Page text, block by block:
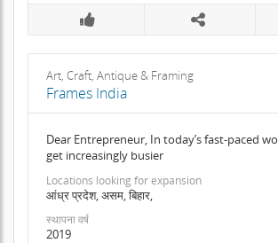
Art, Craft, Antique & Framing
Frames India
Dear Entrepreneur, In today’s fast-paced
get increasingly busier
Locations looking for expansion
आंध्र प्रदेश, असम, बिहार,
स्थापना वर्ष
2019